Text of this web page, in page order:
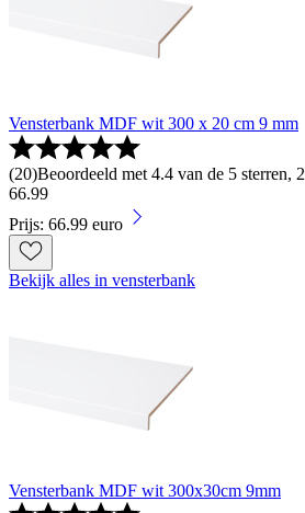
Vensterbank MDF wit 300 x 20 cm 9 mm
(20)Beoordeeld met 4.4 van de 5 sterren,
66.99
Prijs: 66.99 euro
Bekijk alles in vensterbank
Vensterbank MDF wit 300x30cm 9mm